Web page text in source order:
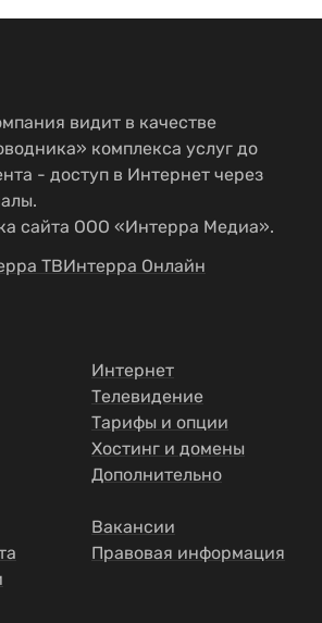
видит в качестве
комплекса услуг до
- доступ в Интернет через
сайта ООО «Интерра Медиа».
ТВИнтерра Онлайн
Интернет
Телевидение
Тарифы и опции
Хостинг и домены
Дополнительно
Вакансии
Правовая информация